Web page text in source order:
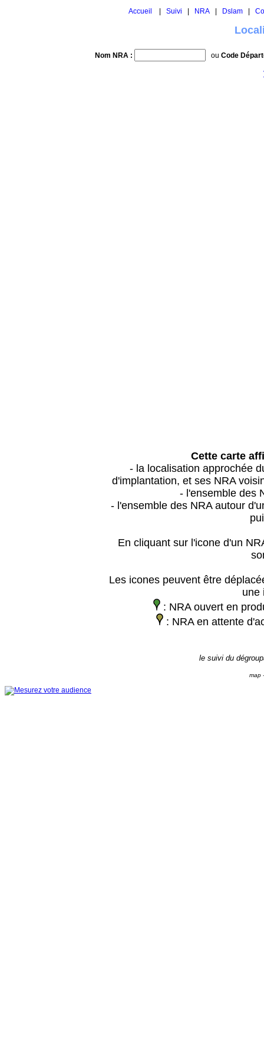
Accueil Suivi NRA Dslam
Nom NRA : ou Code
Cette carte
- la localisation approchée
d'implantation, et ses NRA
- l'ensemble des
- l'ensemble des NRA autour
En cliquant sur l'icone d'un
Les icones peuvent être
une
: NRA ouvert en
: NRA en attente
le suivi du
map